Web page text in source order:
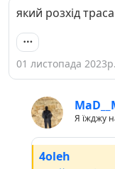
який розхід траса
01 листопада
Я їжджу
4oleh